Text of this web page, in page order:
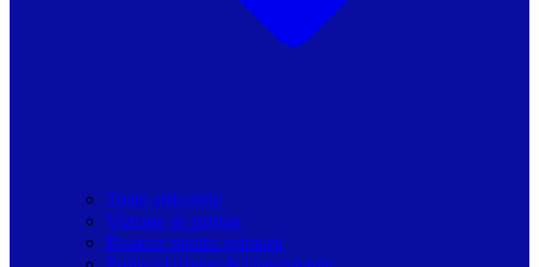
Toate articolele
Viziune de primar
Resurse pentru primarii